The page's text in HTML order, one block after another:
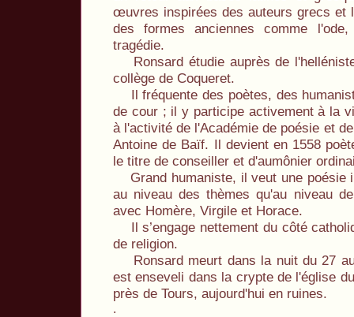
œuvres inspirées des auteurs grecs et
des formes anciennes comme
tragédie.
Ronsard étudie auprès de
collège de Coqueret.
Il fréquente des poètes, des
de cour ; il y participe activement à la
à l'activité de l'Académie de poésie et
Antoine de Baïf. Il devient en 1558
le titre de conseiller et d'aumônier
Grand humaniste, il veut une poésie
au niveau des thèmes qu'au niveau
avec Homère, Virgile et Horace.
Il s’engage nettement du côté
de religion.
Ronsard meurt dans la nuit du 27
est enseveli dans la crypte de l'église
près de Tours, aujourd'hui en ruines.
.